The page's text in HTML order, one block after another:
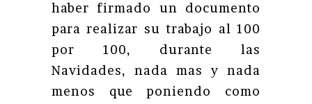
haber firmado un documento
para realizar su trabajo al 100
por 100, durante las
Navidades, nada mas y nada
menos que poniendo como